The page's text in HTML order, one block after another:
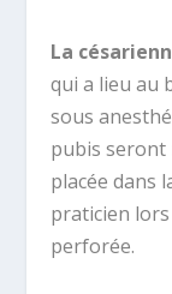
La
qui a lieu au
sous
pubis seront
placée dans
praticien lors
perforée.